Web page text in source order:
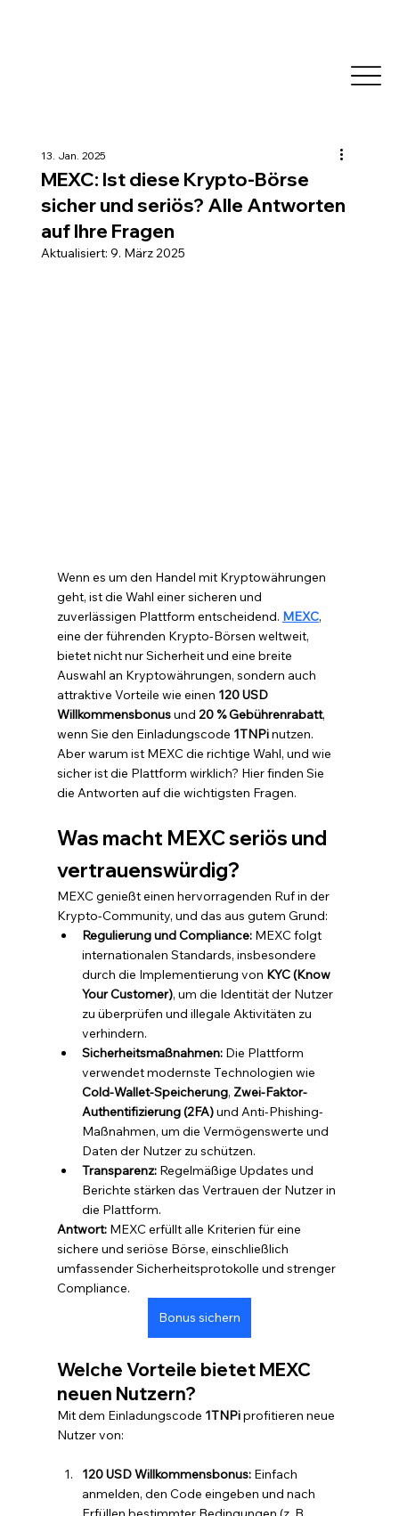
MEXC: Ist diese Krypto-Börse
sicher und seriös? Alle Antworten
auf Ihre Fragen
13. Jan. 2025
Aktualisiert: 9. März 2025
Wenn es um den Handel mit Kryptowährungen
geht, ist die Wahl einer sicheren und
zuverlässigen Plattform entscheidend. MEXC,
eine der führenden Krypto-Börsen weltweit,
bietet nicht nur Sicherheit und eine breite
Auswahl an Kryptowährungen, sondern auch
attraktive Vorteile wie einen 120 USD
Willkommensbonus und 20 % Gebührenrabatt,
wenn Sie den Einladungscode 1TNPi nutzen.
Aber warum ist MEXC die richtige Wahl, und wie
sicher ist die Plattform wirklich? Hier finden Sie
die Antworten auf die wichtigsten Fragen.
Was macht MEXC seriös und
vertrauenswürdig?
MEXC genießt einen hervorragenden Ruf in der
Krypto-Community, und das aus gutem Grund:
Regulierung und Compliance: MEXC folgt
internationalen Standards, insbesondere
durch die Implementierung von KYC (Know
Your Customer), um die Identität der Nutzer
zu überprüfen und illegale Aktivitäten zu
verhindern.
Sicherheitsmaßnahmen: Die Plattform
verwendet modernste Technologien wie
Cold-Wallet-Speicherung, Zwei-Faktor-
Authentifizierung (2FA) und Anti-Phishing-
Maßnahmen, um die Vermögenswerte und
Daten der Nutzer zu schützen.
Transparenz: Regelmäßige Updates und
Berichte stärken das Vertrauen der Nutzer in
die Plattform.
Antwort: MEXC erfüllt alle Kriterien für eine
sichere und seriöse Börse, einschließlich
umfassender Sicherheitsprotokolle und strenger
Compliance.
Bonus sichern
Welche Vorteile bietet MEXC
neuen Nutzern?
Mit dem Einladungscode 1TNPi profitieren neue
Nutzer von:
120 USD Willkommensbonus: Einfach
anmelden, den Code eingeben und nach